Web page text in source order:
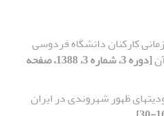
کارکنان دانشگاه فردوسی
[دوره 3، شماره 3، 1388، صفحه
ظهور شهروندی در ایران